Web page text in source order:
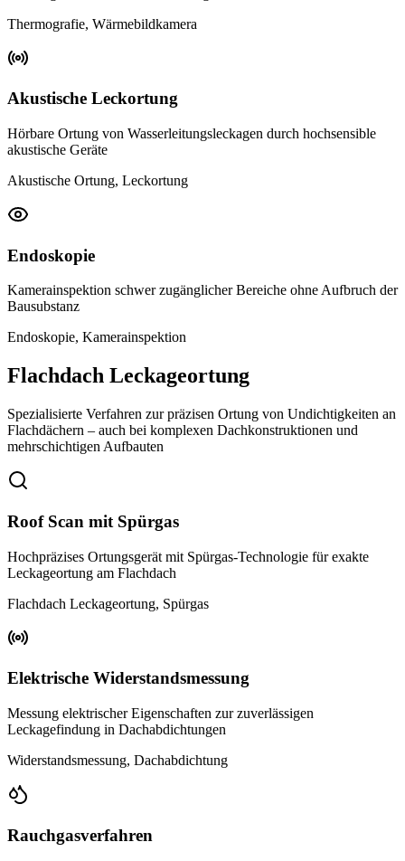
Thermografie, Wärmebildkamera
Akustische Leckortung
Hörbare Ortung von Wasserleitungsleckagen durch hochsensible
akustische Geräte
Akustische Ortung, Leckortung
Endoskopie
Kamerainspektion schwer zugänglicher Bereiche ohne Aufbruch der
Bausubstanz
Endoskopie, Kamerainspektion
Flachdach Leckageortung
Spezialisierte Verfahren zur präzisen Ortung von Undichtigkeiten an
Flachdächern – auch bei komplexen Dachkonstruktionen und
mehrschichtigen Aufbauten
Roof Scan mit Spürgas
Hochpräzises Ortungsgerät mit Spürgas-Technologie für exakte
Leckageortung am Flachdach
Flachdach Leckageortung, Spürgas
Elektrische Widerstandsmessung
Messung elektrischer Eigenschaften zur zuverlässigen
Leckagefindung in Dachabdichtungen
Widerstandsmessung, Dachabdichtung
Rauchgasverfahren